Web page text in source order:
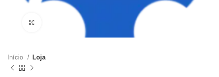
Clique para ampliar
Início Loja